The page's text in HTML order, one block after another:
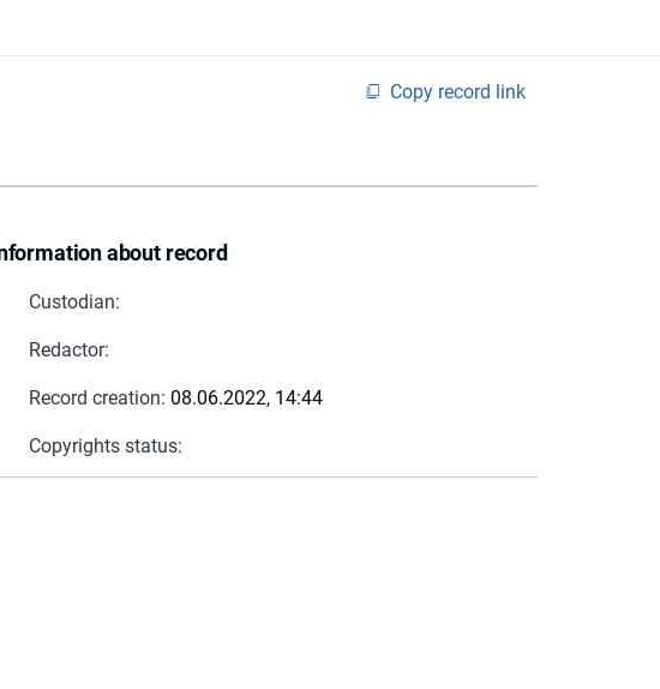
Copy record link
about record
Custodian:
Redactor:
Record creation: 08.06.2022, 14:44
Copyrights status: